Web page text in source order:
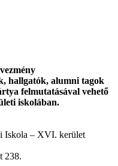
hallgatók, alumni tagok
felmutatásával vehető
iskolában.
Iskola – XVI. kerület
238.